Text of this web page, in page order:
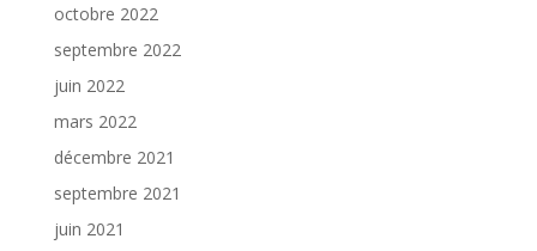
octobre 2022
septembre 2022
juin 2022
mars 2022
décembre 2021
septembre 2021
juin 2021